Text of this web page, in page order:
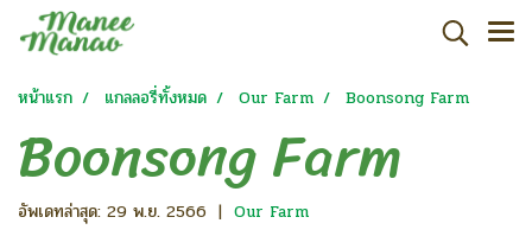
หน้าแรก แกลลอรี่ทั้งหมด Our Farm Boonsong Farm
Boonsong Farm
อัพเดทล่าสุด: 29 พ.ย. 2566 | Our Farm